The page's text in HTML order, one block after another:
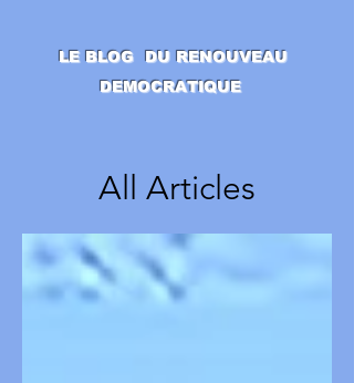
LE BLOG DU RENOUVEAU
DEMOCRATIQUE
All Articles